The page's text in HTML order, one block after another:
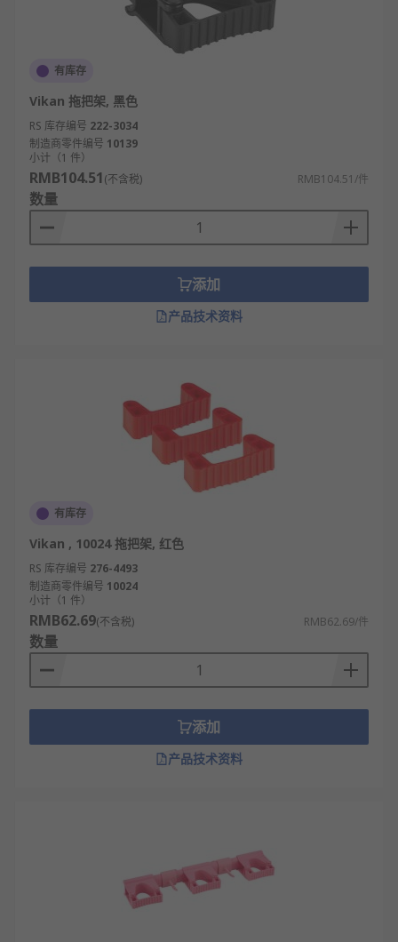
有库存
Vikan 拖把架, 黑色
RS 库存编号 222-3034
制造商零件编号 10139
小计（1 件）
RMB104.51(不含税) RMB104.51/件
数量
添加
产品技术资料
有库存
Vikan , 10024 拖把架, 红色
RS 库存编号 276-4493
制造商零件编号 10024
小计（1 件）
RMB62.69(不含税) RMB62.69/件
数量
添加
产品技术资料